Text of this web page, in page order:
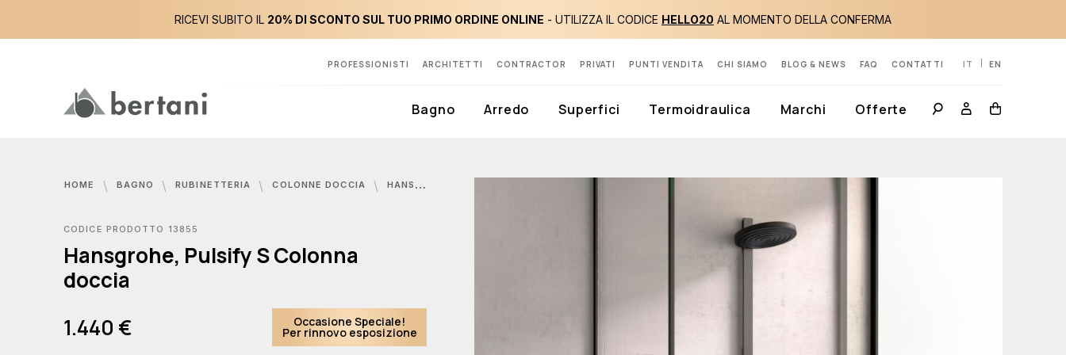
RICEVI SUBITO IL 20% DI SCONTO SUL TUO PRIMO ORDINE ONLINE - UTILIZZA IL CODICE HELLO20 AL MOMENTO DELLA CONFERMA
PROFESSIONISTI ARCHITETTI CONTRACTOR PRIVATI PUNTI VENDITA CHI SIAMO BLOG & NEWS FAQ CONTATTI IT EN
Bagno Arredo Superfici Termoidraulica Marchi Offerte
HOME BAGNO RUBINETTERIA COLONNE DOCCIA HANSGROHE, PULSIFY S COLONNA DOCCIA
CODICE PRODOTTO 13855
Hansgrohe, Pulsify S Colonna
doccia
1.440 €
Occasione Speciale!
Per rinnovo esposizione